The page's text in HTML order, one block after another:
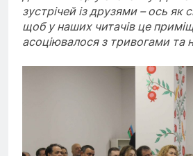
зустрічей із друзями – ось як
щоб у наших читачів це
асоціювалося з тривогами та